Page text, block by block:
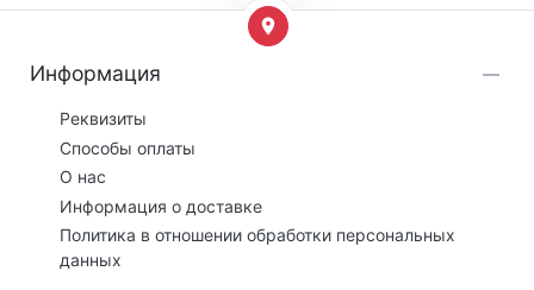
Информация
Реквизиты
Способы оплаты
О нас
Информация о доставке
Политика в отношении обработки персональных
данных